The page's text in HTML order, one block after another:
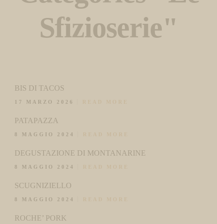
Sfizioserie"
BIS DI TACOS
17 MARZO 2026
PATAPAZZA
8 MAGGIO 2024
DEGUSTAZIONE DI MONTANARINE
8 MAGGIO 2024
SCUGNIZIELLO
8 MAGGIO 2024
ROCHE’ PORK